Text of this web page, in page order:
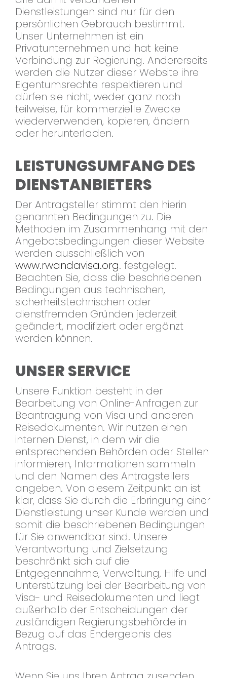
Dienstleistungen sind nur für den
persönlichen Gebrauch bestimmt.
Unser Unternehmen ist ein
Privatunternehmen und hat keine
Verbindung zur Regierung. Andererseits
werden die Nutzer dieser Website ihre
Eigentumsrechte respektieren und
dürfen sie nicht, weder ganz noch
teilweise, für kommerzielle Zwecke
wiederverwenden, kopieren, ändern
oder herunterladen.
LEISTUNGSUMFANG DES
DIENSTANBIETERS
Der Antragsteller stimmt den hierin
genannten Bedingungen zu. Die
Methoden im Zusammenhang mit den
Angebotsbedingungen dieser Website
werden ausschließlich von
www.rwandavisa.org. festgelegt.
Beachten Sie, dass die beschriebenen
Bedingungen aus technischen,
sicherheitstechnischen oder
dienstfremden Gründen jederzeit
geändert, modifiziert oder ergänzt
werden können.
UNSER SERVICE
Unsere Funktion besteht in der
Bearbeitung von Online-Anfragen zur
Beantragung von Visa und anderen
Reisedokumenten. Wir nutzen einen
internen Dienst, in dem wir die
entsprechenden Behörden oder Stellen
informieren, Informationen sammeln
und den Namen des Antragstellers
angeben. Von diesem Zeitpunkt an ist
klar, dass Sie durch die Erbringung einer
Dienstleistung unser Kunde werden und
somit die beschriebenen Bedingungen
für Sie anwendbar sind. Unsere
Verantwortung und Zielsetzung
beschränkt sich auf die
Entgegennahme, Verwaltung, Hilfe und
Unterstützung bei der Bearbeitung von
Visa- und Reisedokumenten und liegt
außerhalb der Entscheidungen der
zuständigen Regierungsbehörde in
Bezug auf das Endergebnis des
Antrags.